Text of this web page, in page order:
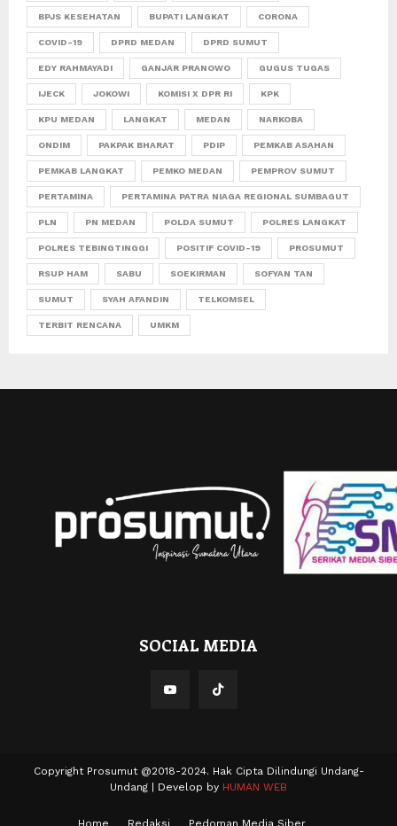
BPJS KESEHATAN BUPATI LANGKAT CORONA
COVID-19 DPRD MEDAN DPRD SUMUT
EDY RAHMAYADI GANJAR PRANOWO GUGUS TUGAS
IJECK JOKOWI KOMISI X DPR RI KPK
KPU MEDAN LANGKAT MEDAN NARKOBA
ONDIM PAKPAK BHARAT PDIP PEMKAB ASAHAN
PEMKAB LANGKAT PEMKO MEDAN PEMPROV SUMUT
PERTAMINA PERTAMINA PATRA NIAGA REGIONAL SUMBAGUT
PLN PN MEDAN POLDA SUMUT POLRES LANGKAT
POLRES TEBINGTINGGI POSITIF COVID-19 PROSUMUT
RSUP HAM SABU SOEKIRMAN SOFYAN TAN
SUMUT SYAH AFANDIN TELKOMSEL
TERBIT RENCANA UMKM
SOCIAL MEDIA
Copyright Prosumut @2018-2024. Hak Cipta Dilindungi Undang-
Undang | Develop by HUMAN WEB
Home Redaksi Pedoman Media Siber